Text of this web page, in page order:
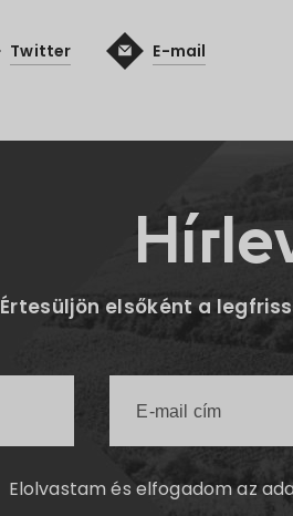
Twitter E-mail
Értesüljön elsőként a
Elolvastam és elfogadom az